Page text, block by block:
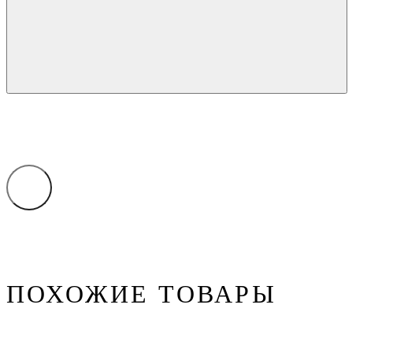
ПОХОЖИЕ ТОВАРЫ